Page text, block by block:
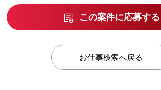
この案件に応募する
お仕事検索へ戻る